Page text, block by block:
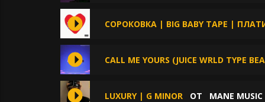
СОРОКОВКА | BIG BABY TAPE |
CALL ME YOURS (JUICE WRLD TYPE
LUXURY | G MINOR ОТ MANE MUSIC